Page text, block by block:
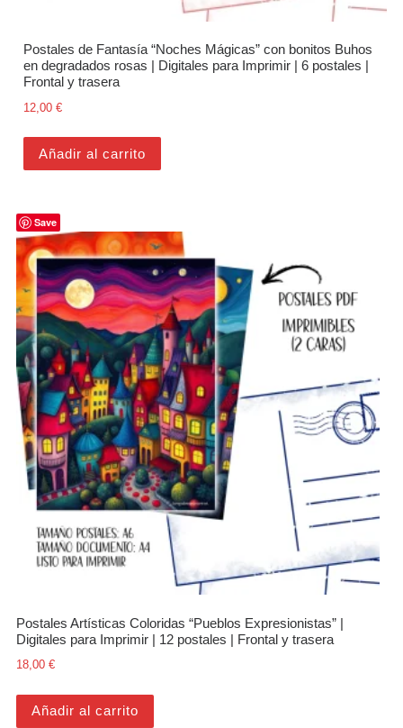
Postales de Fantasía “Noches Mágicas” con bonitos Buhos
en degradados rosas | Digitales para Imprimir | 6 postales |
Frontal y trasera
12,00€
Añadir al carrito
Save
Postales Artísticas Coloridas “Pueblos Expresionistas” |
Digitales para Imprimir | 12 postales | Frontal y trasera
18,00€
Añadir al carrito